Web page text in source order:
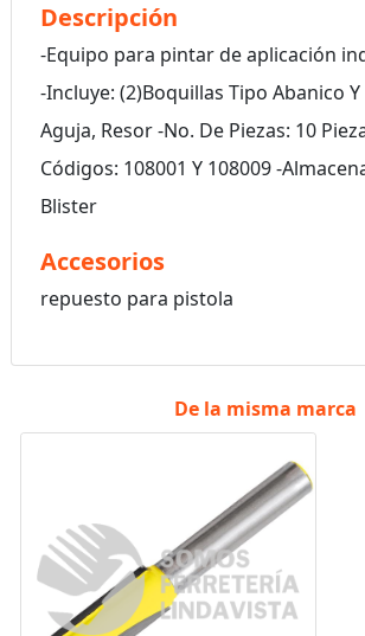
Descripción
-Equipo para pintar de aplicación
-Incluye: (2)Boquillas Tipo Abanico
Aguja, Resor -No. De Piezas: 10
Códigos: 108001 Y 108009 -
Blister
Accesorios
repuesto para pistola
De la misma marca